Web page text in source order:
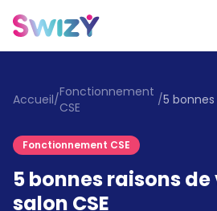
Accueil/Fonctionnement
CSE
/
Fonctionnement CSE
5 bonnes raisons
salon CSE